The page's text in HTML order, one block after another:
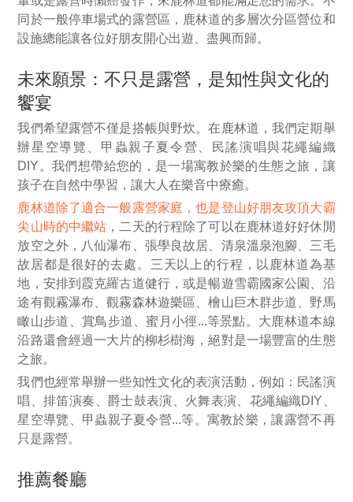
同於一般停車場式的露營區，鹿林道的多層次分區營位和
設施總能讓各位好朋友開心出遊、盡興而歸。
未來願景：不只是露營，是知性與文化的
饗宴
我們希望露營不僅是搭帳與野炊。在鹿林道，我們定期舉
辦星空導覽、甲蟲親子夏令營、民謠演唱與花繩編織
DIY。我們想帶給您的，是一場寓教於樂的生態之旅，讓
孩子在自然中學習，讓大人在樂音中療癒。
鹿林道除了適合一般露營家庭，也是登山好朋友攻頂大霸
尖山時的中繼站 ，二天的行程除了可以在鹿林道好好休閒
放空之外，八仙瀑布、張學良故居、清泉溫泉泡腳、三毛
故居都是很好的去處。三天以上的行程，以鹿林道為基
地，安排到霞克羅古道健行，或是暢遊雪霸國家公園、沿
途有觀霧瀑布、觀霧森林遊樂區、檜山巨木群步道、野馬
瞰山步道、賞鳥步道、蜜月小徑...等景點。大鹿林道本線
沿路還會經過一大片的柳杉樹海，絕對是一場豐富的生態
之旅。
我們也經常舉辦一些知性文化的表演活動，例如：民謠演
唱、排笛演奏、爵士鼓表演、火舞表演、花繩編織DIY、
星空導覽、甲蟲親子夏令營...等。寓教於樂，讓露營不再
只是露營。
推薦餐廳